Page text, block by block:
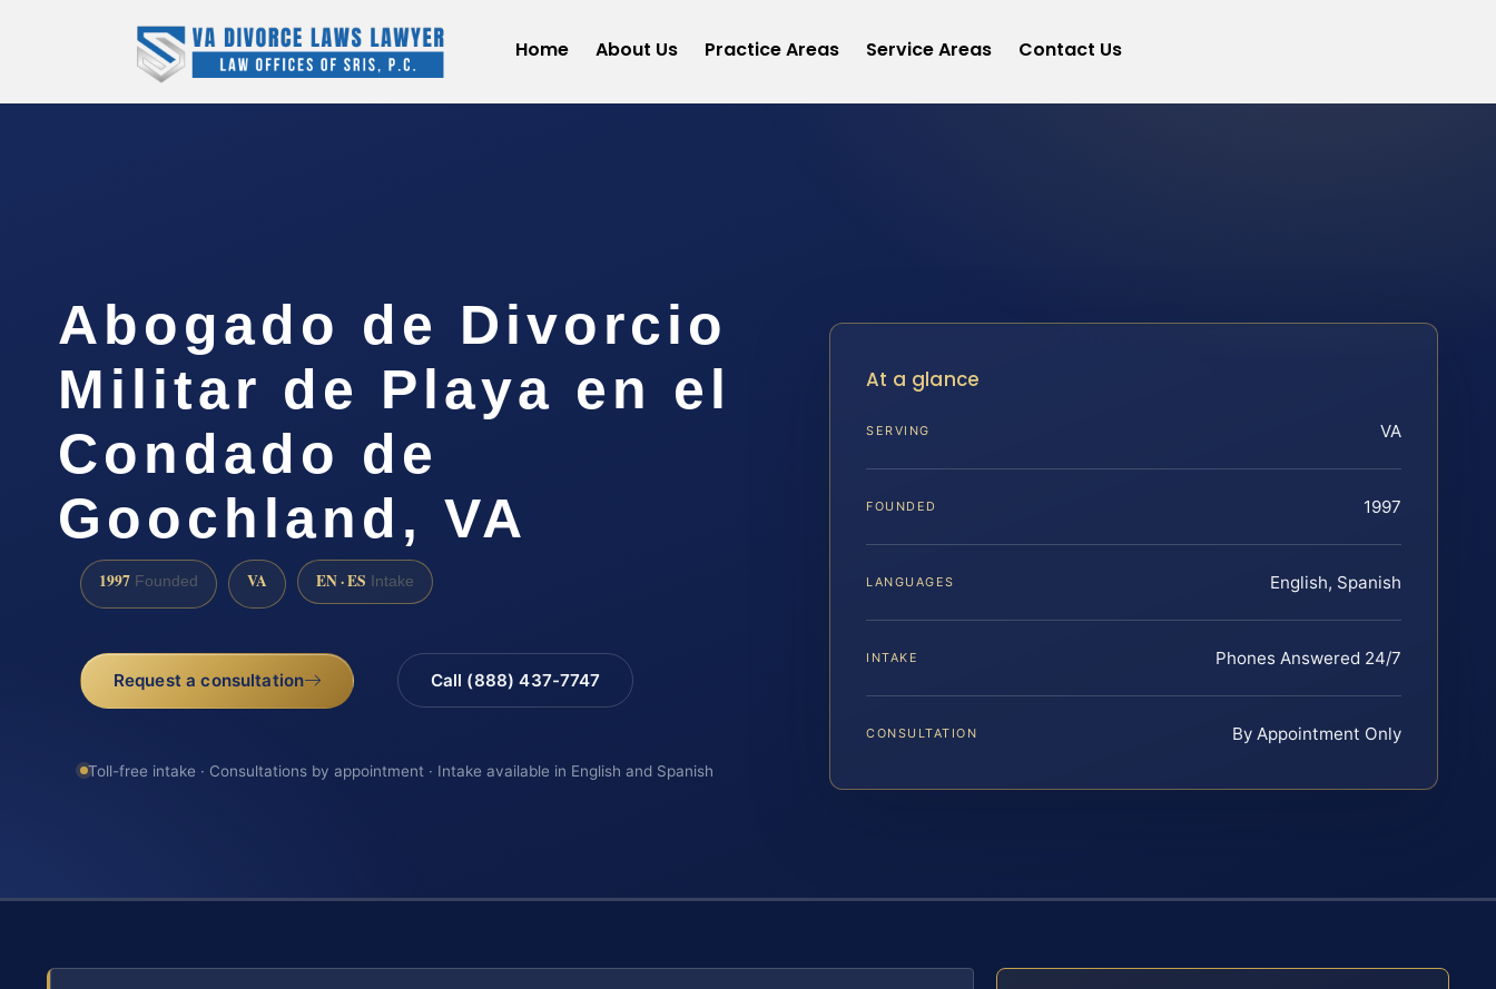
Home About Us Practice Areas Service Areas Contact Us
Abogado de Divorcio
Militar de Playa en el
Condado de
Goochland, VA
1997 Founded VA EN · ES Intake
Request a consultation Call (888) 437-7747
Toll-free intake · Consultations by appointment · Intake available in English and Spanish
At a glance
SERVING VA
FOUNDED 1997
LANGUAGES English, Spanish
INTAKE Phones Answered 24/7
CONSULTATION By Appointment Only